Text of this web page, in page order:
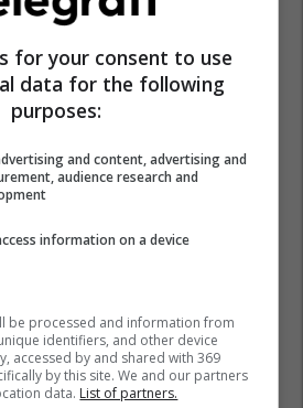
for your consent to use
data for the following
purposes:
and content, advertising and
audience research and
information on a device
be processed and information from
identifiers, and other device
accessed by and shared with 369
by this site. We and our partners
data. List of partners.